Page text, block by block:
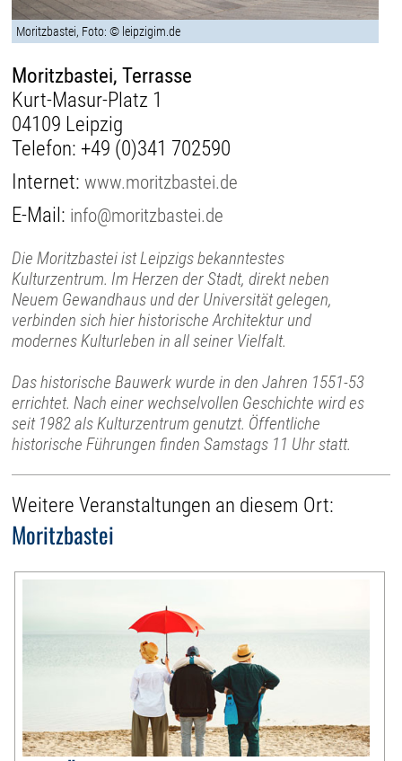
Moritzbastei, Foto: © leipzigim.de
Moritzbastei, Terrasse
Kurt-Masur-Platz 1
04109 Leipzig
Telefon: +49 (0)341 702590
Internet:www.moritzbastei.de
E-Mail: info@moritzbastei.de
Die Moritzbastei ist Leipzigs bekanntestes
Kulturzentrum. Im Herzen der Stadt, direkt neben
Neuem Gewandhaus und der Universität gelegen,
verbinden sich hier historische Architektur und
modernes Kulturleben in all seiner Vielfalt.
Das historische Bauwerk wurde in den Jahren 1551-53
errichtet. Nach einer wechselvollen Geschichte wird es
seit 1982 als Kulturzentrum genutzt. Öffentliche
historische Führungen finden Samstags 11 Uhr statt.
Weitere Veranstaltungen an diesem Ort:
Moritzbastei